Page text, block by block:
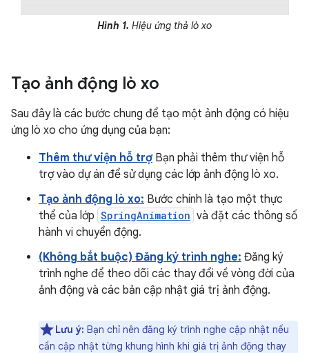
Hình 1. Hiệu ứng thả lò xo
Tạo ảnh động lò xo
Sau đây là các bước chung để tạo một ảnh động có hiệu
ứng lò xo cho ứng dụng của bạn:
Thêm thư viện hỗ trợ Bạn phải thêm thư viện hỗ
trợ vào dự án để sử dụng các lớp ảnh động lò xo.
Tạo ảnh động lò xo: Bước chính là tạo một thực
thể của lớp SpringAnimation và đặt các thông số
hành vi chuyển động.
(Không bắt buộc) Đăng ký trình nghe: Đăng ký
trình nghe để theo dõi các thay đổi về vòng đời của
ảnh động và các bản cập nhật giá trị ảnh động.
Lưu ý: Bạn chỉ nên đăng ký trình nghe cập nhật nếu
cần cập nhật từng khung hình khi giá trị ảnh động thay